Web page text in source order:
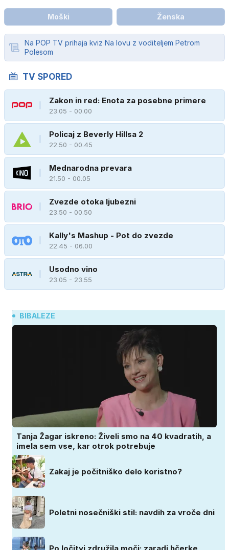
Moški Ženska
Na POP TV prihaja kviz Na lovu z voditeljem Petrom
Polesom
TV SPORED
Zakon in red: Enota za posebne primere
23.05 - 00.00
Policaj z Beverly Hillsa 2
22.50 - 00.45
Mednarodna prevara
21.50 - 00.05
Zvezde otoka ljubezni
23.50 - 00.50
Kally's Mashup - Pot do zvezde
22.45 - 06.00
Usodno vino
23.05 - 23.55
BIBALEZE
Tanja Žagar iskreno: Živeli smo na 40 kvadratih, a
imela sem vse, kar otrok potrebuje
Zakaj je počitniško delo koristno?
Poletni nosečniški stil: navdih za vroče dni